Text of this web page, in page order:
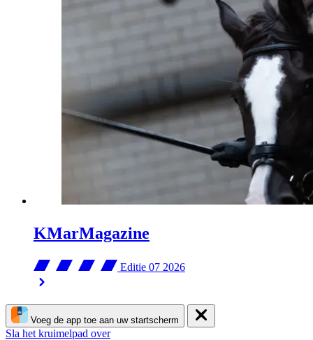
KMarMagazine
Editie 07 2026
Voeg de app toe aan uw startscherm
Sla het kruimelpad over